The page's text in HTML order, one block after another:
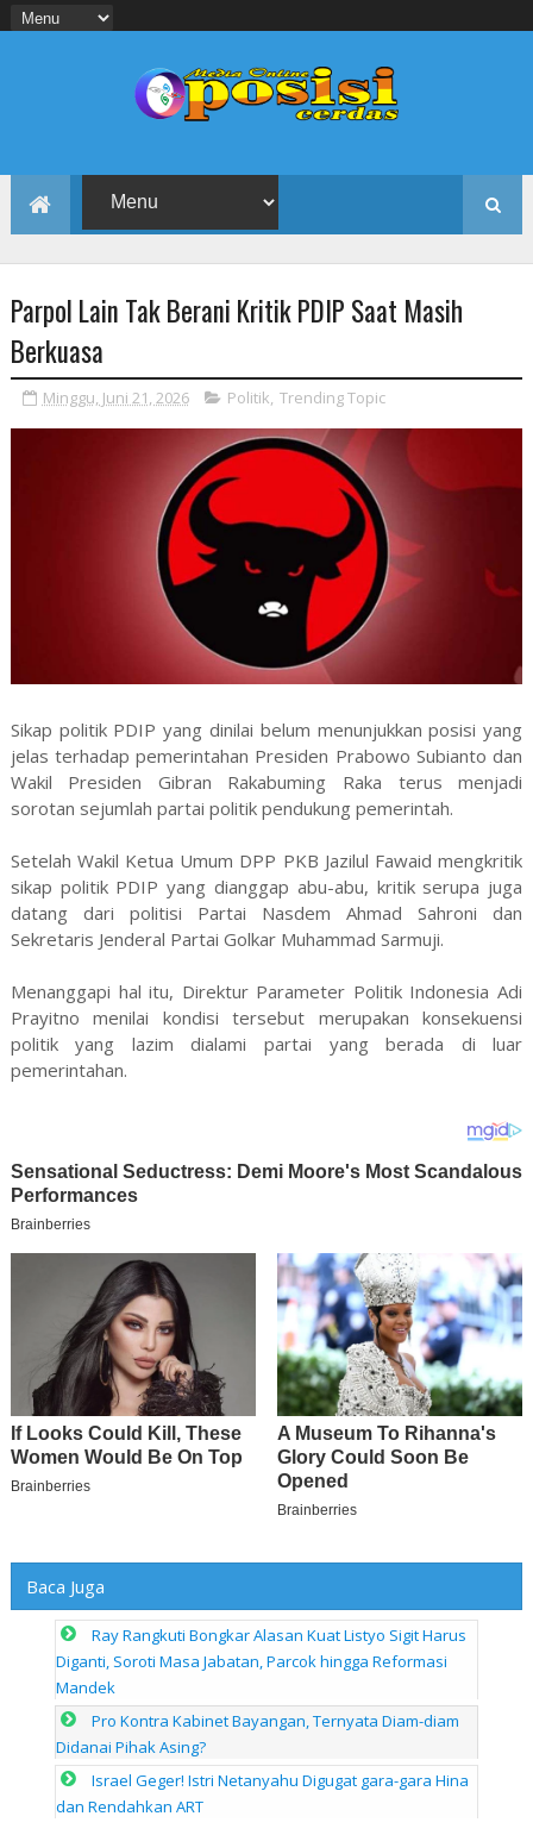
Parpol Lain Tak Berani Kritik PDIP Saat Masih
Berkuasa
Minggu, Juni 21, 2026 Politik, Trending Topic
Sikap politik PDIP yang dinilai belum menunjukkan posisi yang
jelas terhadap pemerintahan Presiden Prabowo Subianto dan
Wakil Presiden Gibran Rakabuming Raka terus menjadi
sorotan sejumlah partai politik pendukung pemerintah.
Setelah Wakil Ketua Umum DPP PKB Jazilul Fawaid mengkritik
sikap politik PDIP yang dianggap abu-abu, kritik serupa juga
datang dari politisi Partai Nasdem Ahmad Sahroni dan
Sekretaris Jenderal Partai Golkar Muhammad Sarmuji.
Menanggapi hal itu, Direktur Parameter Politik Indonesia Adi
Prayitno menilai kondisi tersebut merupakan konsekuensi
politik yang lazim dialami partai yang berada di luar
pemerintahan.
Baca Juga
Ray Rangkuti Bongkar Alasan Kuat Listyo Sigit Harus
Diganti, Soroti Masa Jabatan, Parcok hingga Reformasi
Mandek
Pro Kontra Kabinet Bayangan, Ternyata Diam-diam
Didanai Pihak Asing?
Israel Geger! Istri Netanyahu Digugat gara-gara Hina
dan Rendahkan ART